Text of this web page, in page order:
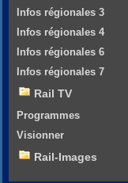
Infos régionales 3
Infos régionales 4
Infos régionales 6
Infos régionales 7
Rail TV
Programmes
Visionner
Rail-Images